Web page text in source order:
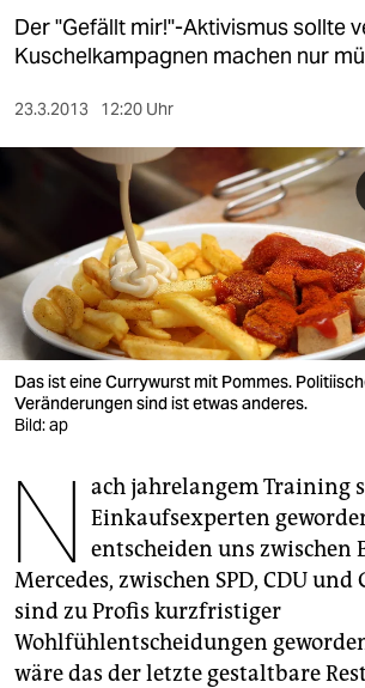
kultur
wahrheit
verlag
verlag
veranstaltungen
shop
fragen & hilfe
unterstützen
abo
genossenschaft
epaper login
Der "Gefällt mir!"-Aktivismus sollte
Kuschelkampagnen machen nur
23.3.2013 12:20 Uhr
Das ist eine Currywurst mit Pommes.
Veränderungen sind ist etwas anderes.
Bild: ap
N ach jahrelangem Training
Einkaufsexperten
entscheiden uns zwischen
Mercedes, zwischen SPD, CDU
sind zu Profis kurzfristiger
Wohlfühlentscheidungen
wäre das der letzte gestaltbare